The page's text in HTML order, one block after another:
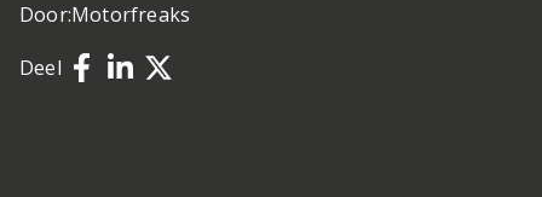
Door:Motorfreaks
Deel